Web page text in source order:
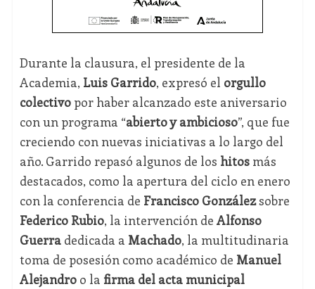
Durante la clausura, el presidente de la
Academia, Luis Garrido, expresó el orgullo
colectivopor haber alcanzado este aniversario
con un programa “abierto y ambicioso”, que fue
creciendo con nuevas iniciativas a lo largo del
año. Garrido repasó algunos de los hitosmás
destacados, como la apertura del ciclo en enero
con la conferencia de Francisco Gonzálezsobre
Federico Rubio, la intervención de Alfonso
Guerradedicada a Machado, la multitudinaria
toma de posesión como académico de Manuel
Alejandroo la firma del acta municipal